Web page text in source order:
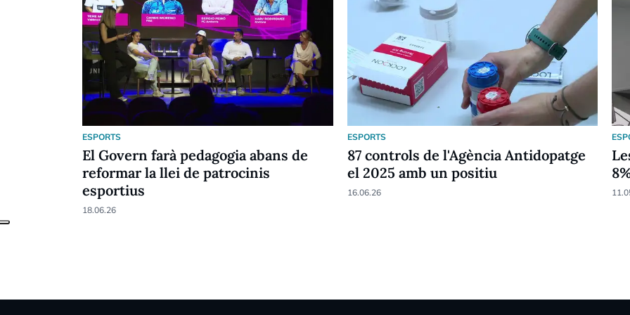
ESPORTS
El Govern farà pedagogia abans de
reformar la llei de patrocinis
esportius
18.06.26
ESPORTS
87 controls de l'Agència Antidopatge
el 2025 amb un positiu
16.06.26